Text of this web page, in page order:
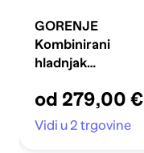
GORENJE
Kombinirani
hladnjak
od 279,00 €
Vidi u 2 trgovine